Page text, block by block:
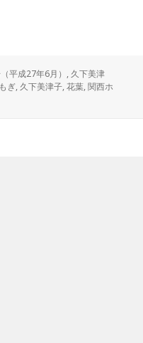
平成27年6月） , 久下美津
ぎ, 久下美津子,花葉,関西ホ